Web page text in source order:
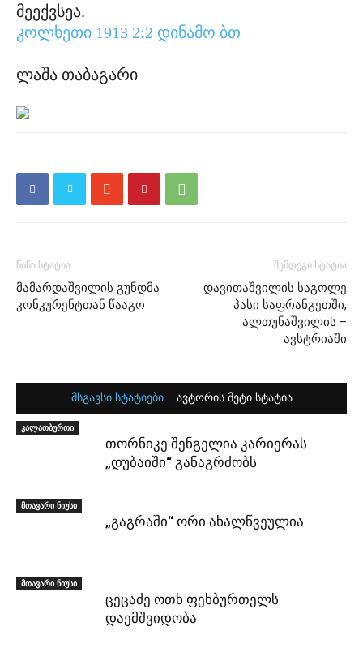
მეექვსეა.
კოლხეთი 1913 2:2 დინამო ბთ
ლაშა თაბაგარი
წინა სტატია
მამარდაშვილის გუნდმა
კონკურენტთან წააგო
შემდეგი სტატია
დავითაშვილის საგოლე
პასი საფრანგეთში,
ალთუნაშვილის –
ავსტრიაში
მსგავსი სტატიები ავტორის მეტი სტატია
კალათბურთი
თორნიკე შენგელია კარიერას
„დუბაიში“ განაგრძობს
მთავარი ნიუსი
„გაგრაში“ ორი ახალწვეულია
მთავარი ნიუსი
ცეცაძე ოთხ ფეხბურთელს
დაემშვიდობა